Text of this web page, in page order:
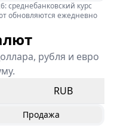
среднебанковский курс
обновляются ежедневно
рубля и евро
RUB
Продажа